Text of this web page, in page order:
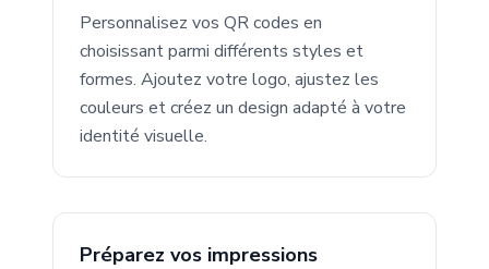
Personnalisez vos QR codes en
choisissant parmi différents styles et
formes. Ajoutez votre logo, ajustez les
couleurs et créez un design adapté à votre
identité visuelle.
Préparez vos impressions